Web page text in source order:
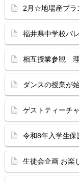
2月☆地場産プラ
福井県中学校バ
相互授業参観 理
ダンスの授業が
ゲストティーチ
令和8年入学生保
生徒会企画 お楽